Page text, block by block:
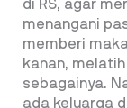
di RS, agar
menangani
memberi
kanan,
sebagainya.
ada keluarga